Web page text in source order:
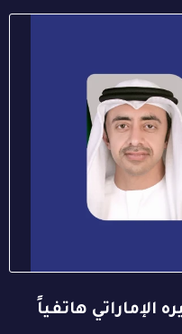
الإماراتي هاتفياً